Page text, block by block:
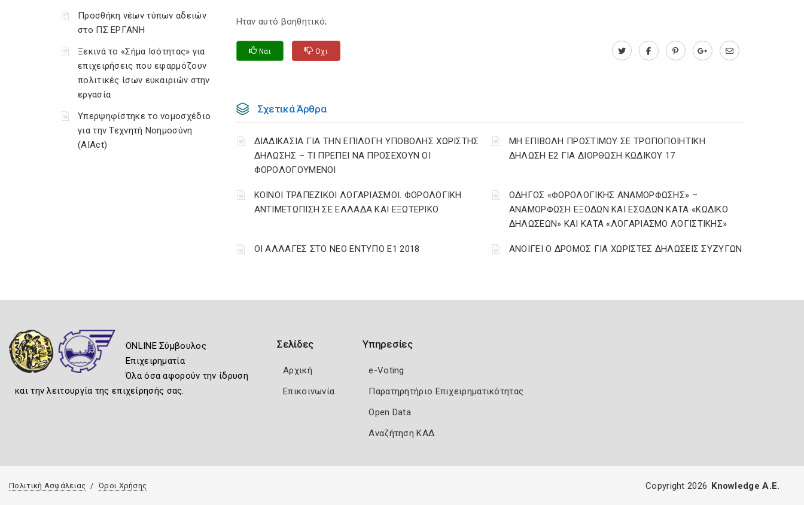
Προσθήκη νέων τύπων αδειών
στο ΠΣ ΕΡΓΑΝΗ
Ξεκινά το «Σήμα Ισότητας» για
επιχειρήσεις που εφαρμόζουν
πολιτικές ίσων ευκαιριών στην
εργασία
Υπερψηφίστηκε το νομοσχέδιο
για την Τεχνητή Νοημοσύνη
(AIAct)
Ηταν αυτό βοηθητικό;
Ναι Οχι
Σχετικά Άρθρα
ΔΙΑΔΙΚΑΣΙΑ ΓΙΑ ΤΗΝ ΕΠΙΛΟΓΗ ΥΠΟΒΟΛΗΣ ΧΩΡΙΣΤΗΣ
ΔΗΛΩΣΗΣ – ΤΙ ΠΡΕΠΕΙ ΝΑ ΠΡΟΣΕΧΟΥΝ ΟΙ
ΦΟΡΟΛΟΓΟΥΜΕΝΟΙ
ΜΗ ΕΠΙΒΟΛΗ ΠΡΟΣΤΙΜΟΥ ΣΕ ΤΡΟΠΟΠΟΙΗΤΙΚΗ
ΔΗΛΩΣΗ Ε2 ΓΙΑ ΔΙΟΡΘΩΣΗ ΚΩΔΙΚΟΥ 17
ΚΟΙΝΟΙ ΤΡΑΠΕΖΙΚΟΙ ΛΟΓΑΡΙΑΣΜΟΙ. ΦΟΡΟΛΟΓΙΚΗ
ΑΝΤΙΜΕΤΩΠΙΣΗ ΣΕ ΕΛΛΑΔΑ ΚΑΙ ΕΞΩΤΕΡΙΚΟ
ΟΔΗΓΟΣ «ΦΟΡΟΛΟΓΙΚΗΣ ΑΝΑΜΟΡΦΩΣΗΣ» –
ΑΝΑΜΟΡΦΩΣΗ ΕΞΟΔΩΝ ΚΑΙ ΕΣΟΔΩΝ ΚΑΤΑ «ΚΩΔΙΚΟ
ΔΗΛΩΣΕΩΝ» ΚΑΙ ΚΑΤΑ «ΛΟΓΑΡΙΑΣΜΟ ΛΟΓΙΣΤΙΚΗΣ»
ΟΙ ΑΛΛΑΓΕΣ ΣΤΟ ΝΕΟ ΕΝΤΥΠΟ Ε1 2018 ΑΝΟΙΓΕΙ Ο ΔΡΟΜΟΣ ΓΙΑ ΧΩΡΙΣΤΕΣ ΔΗΛΩΣΕΙΣ ΣΥΖΥΓΩΝ
ONLINE Σύμβουλος
Επιχειρηματία
Όλα όσα αφορούν την ίδρυση
και την λειτουργία της επιχείρησής σας.
Σελίδες
Αρχική
Επικοινωνία
Υπηρεσίες
e-Voting
Παρατηρητήριο Επιχειρηματικότητας
Open Data
Αναζήτηση ΚΑΔ
Πολιτική Ασφάλειας Όροι Χρήσης Copyright 2026 Knowledge A.E.